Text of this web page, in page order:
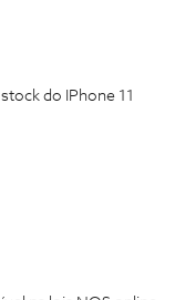
do IPhone 11